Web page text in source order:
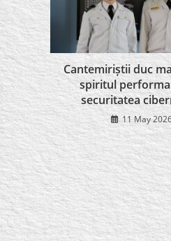
Cantemiriștii duc
spiritul
securitatea
11 May